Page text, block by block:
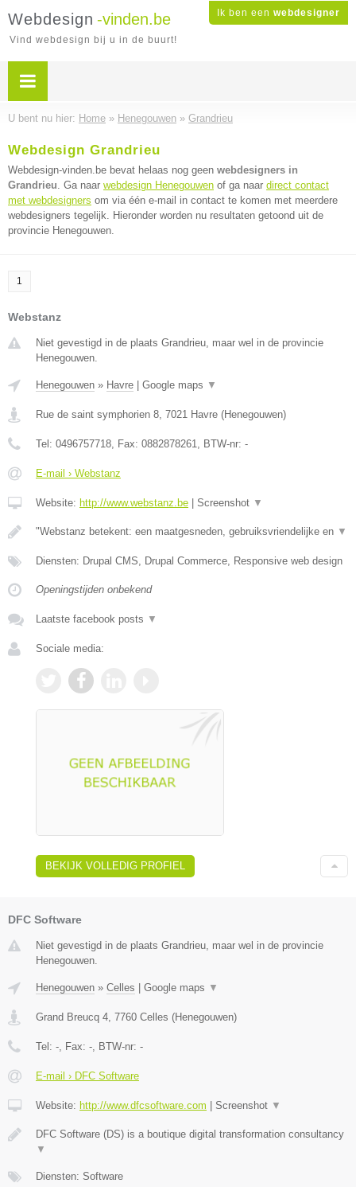
Ik ben een webdesigner
Webdesign -vinden.be
Vind webdesign bij u in de buurt!
U bent nu hier: Home » Henegouwen » Grandrieu
Webdesign Grandrieu
Webdesign-vinden.be bevat helaas nog geen webdesigners in
Grandrieu. Ga naar webdesign Henegouwen of ga naar direct contact
met webdesigners om via één e-mail in contact te komen met meerdere
webdesigners tegelijk. Hieronder worden nu resultaten getoond uit de
provincie Henegouwen.
1
Webstanz
Niet gevestigd in de plaats Grandrieu, maar wel in de provincie
Henegouwen.
Henegouwen » Havre Google maps ▼
Rue de saint symphorien 8, 7021 Havre (Henegouwen)
Tel: 0496757718, Fax: 0882878261, BTW-nr: -
E-mail › Webstanz
Website: http://www.webstanz.be Screenshot ▼
"Webstanz betekent: een maatgesneden, gebruiksvriendelijke en ▼
Diensten: Drupal CMS, Drupal Commerce, Responsive web design
Openingstijden onbekend
Laatste facebook posts ▼
Sociale media:
BEKIJK VOLLEDIG PROFIEL
DFC Software
Niet gevestigd in de plaats Grandrieu, maar wel in de provincie
Henegouwen.
Henegouwen » Celles | Google maps ▼
Grand Breucq 4 7760 Celles (Henegouwen)
Tel: - , Fax: - , BTW-nr: -
E-mail › DFC Software
Website: http://www.dfcsoftware.com | Screenshot ▼
DFC Software (DS) is a boutique digital transformation consultancy
▼
Diensten: Software